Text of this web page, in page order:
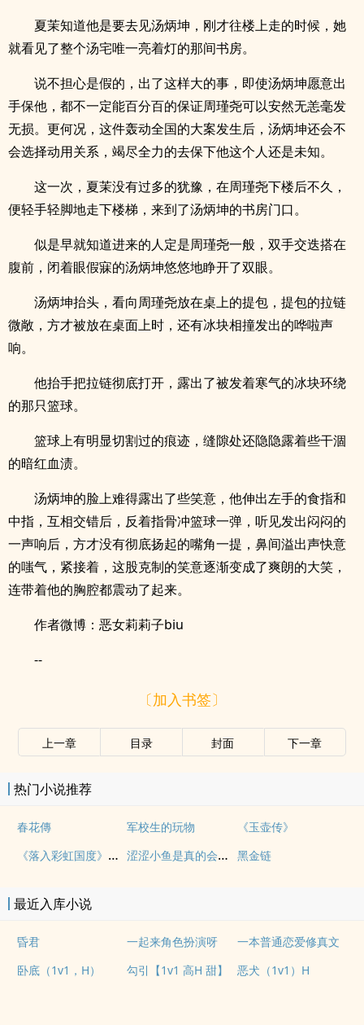
夏茉知道他是要去见汤炳坤，刚才往楼上走的时候，她
就看见了整个汤宅唯一亮着灯的那间书房。
说不担心是假的，出了这样大的事，即使汤炳坤愿意出
手保他，都不一定能百分百的保证周瑾尧可以安然无恙毫发
无损。更何况，这件轰动全国的大案发生后，汤炳坤还会不
会选择动用关系，竭尽全力的去保下他这个人还是未知。
这一次，夏茉没有过多的犹豫，在周瑾尧下楼后不久，
便轻手轻脚地走下楼梯，来到了汤炳坤的书房门口。
似是早就知道进来的人定是周瑾尧一般，双手交迭搭在
腹前，闭着眼假寐的汤炳坤悠悠地睁开了双眼。
汤炳坤抬头，看向周瑾尧放在桌上的提包，提包的拉链
微敞，方才被放在桌面上时，还有冰块相撞发出的哗啦声
响。
他抬手把拉链彻底打开，露出了被发着寒气的冰块环绕
的那只篮球。
篮球上有明显切割过的痕迹，缝隙处还隐隐露着些干涸
的暗红血渍。
汤炳坤的脸上难得露出了些笑意，他伸出左手的食指和
中指，互相交错后，反着指骨冲篮球一弹，听见发出闷闷的
一声响后，方才没有彻底扬起的嘴角一提，鼻间溢出声快意
的嗤气，紧接着，这股克制的笑意逐渐变成了爽朗的大笑，
连带着他的胸腔都震动了起来。
作者微博：恶女莉莉子biu
--
〔加入书签〕
上一章 目录 封面 下一章
热门小说推荐
春花傳 军校生的玩物 《玉壶传》
《落入彩虹国度》穿越+西幻+言情 涩涩小鱼是真的会被干透 黑金链
最近入库小说
昏君 一起来角色扮演呀
一本普通恋爱修真文
卧底（1v1，H）
勾引【1v1 高H 甜】 恶犬（1v1）H